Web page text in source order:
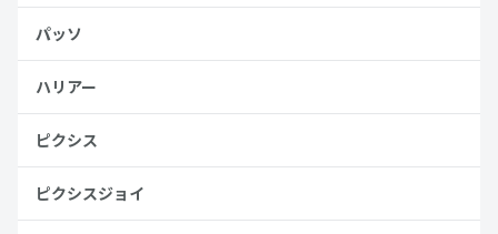
パッソ
ハリアー
ピクシス
ピクシスジョイ